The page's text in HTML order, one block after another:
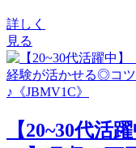
詳しく
見る
【20~30代活